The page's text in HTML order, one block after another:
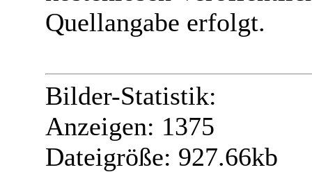
Quellangabe erfolgt.
Bilder-Statistik:
Anzeigen: 1375
Dateigröße: 927.66kb